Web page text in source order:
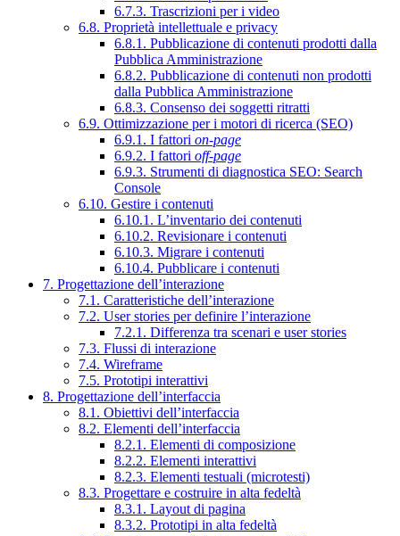
6.7.3. Trascrizioni per i video
6.8. Proprietà intellettuale e privacy
6.8.1. Pubblicazione di contenuti prodotti dalla
Pubblica Amministrazione
6.8.2. Pubblicazione di contenuti non prodotti
dalla Pubblica Amministrazione
6.8.3. Consenso dei soggetti ritratti
6.9. Ottimizzazione per i motori di ricerca (SEO)
6.9.1. I fattori on-page
6.9.2. I fattori off-page
6.9.3. Strumenti di diagnostica SEO: Search
Console
6.10. Gestire i contenuti
6.10.1. L’inventario dei contenuti
6.10.2. Revisionare i contenuti
6.10.3. Migrare i contenuti
6.10.4. Pubblicare i contenuti
7. Progettazione dell’interazione
7.1. Caratteristiche dell’interazione
7.2. User stories per definire l’interazione
7.2.1. Differenza tra scenari e user stories
7.3. Flussi di interazione
7.4. Wireframe
7.5. Prototipi interattivi
8. Progettazione dell’interfaccia
8.1. Obiettivi dell’interfaccia
8.2. Elementi dell’interfaccia
8.2.1. Elementi di composizione
8.2.2. Elementi interattivi
8.2.3. Elementi testuali (microtesti)
8.3. Progettare e costruire in alta fedeltà
8.3.1. Layout di pagina
8.3.2. Prototipi in alta fedeltà